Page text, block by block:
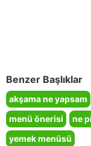
Benzer Başlıklar
akşama ne yapsam
menü önerisi
ne
yemek menüsü